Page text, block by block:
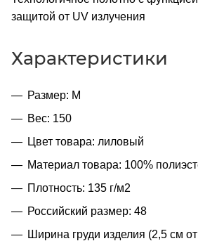
защитой от UV излучения
Характеристики
Размер: M
Вес: 150
Цвет товара: лиловый
Материал товара: 100%
Плотность: 135 г/м2
Российский размер: 48
Ширина груди изделия (2,5 см